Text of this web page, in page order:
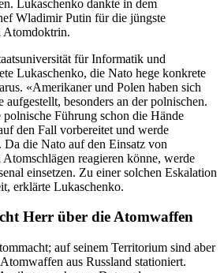
Lukaschenko dankte in dem
Wladimir Putin für die jüngste
Atomdoktrin.
für Informatik und
Lukaschenko, die Nato hege konkrete
«Amerikaner und Polen haben sich
aufgestellt, besonders an der polnischen.
Führung schon die Hände
den Fall vorbereitet und werde
die Nato auf den Einsatz von
reagieren könne, werde
einsetzen. Zu einer solchen Eskalation
erklärte Lukaschenko.
Herr über die Atomwaffen
auf seinem Territorium sind aber
aus Russland stationiert.